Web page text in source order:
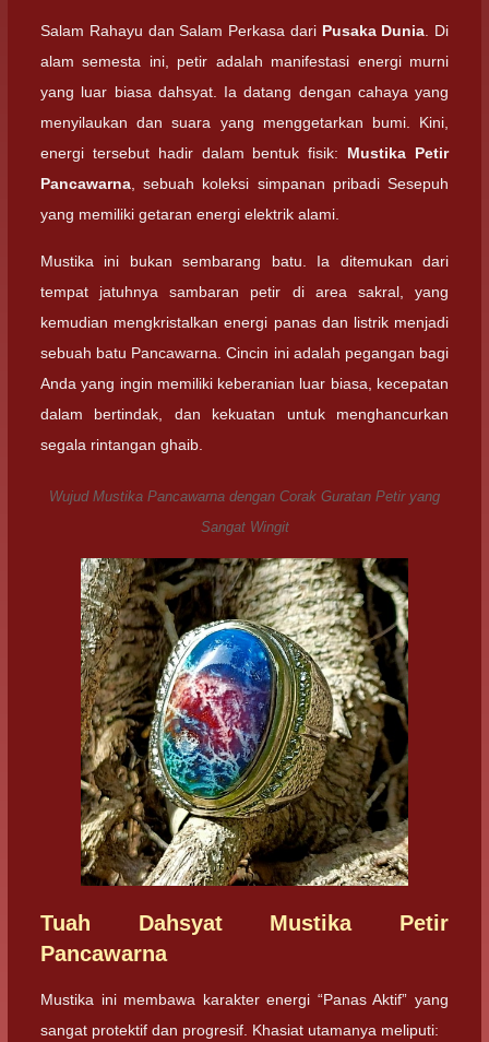
Salam Rahayu dan Salam Perkasa dari Pusaka Dunia. Di
alam semesta ini, petir adalah manifestasi energi murni
yang luar biasa dahsyat. Ia datang dengan cahaya yang
menyilaukan dan suara yang menggetarkan bumi. Kini,
energi tersebut hadir dalam bentuk fisik: Mustika Petir
Pancawarna, sebuah koleksi simpanan pribadi Sesepuh
yang memiliki getaran energi elektrik alami.
Mustika ini bukan sembarang batu. Ia ditemukan dari
tempat jatuhnya sambaran petir di area sakral, yang
kemudian mengkristalkan energi panas dan listrik menjadi
sebuah batu Pancawarna. Cincin ini adalah pegangan bagi
Anda yang ingin memiliki keberanian luar biasa, kecepatan
dalam bertindak, dan kekuatan untuk menghancurkan
segala rintangan ghaib.
Wujud Mustika Pancawarna dengan Corak Guratan Petir yang
Sangat Wingit
Tuah Dahsyat Mustika Petir
Pancawarna
Mustika ini membawa karakter energi “Panas Aktif” yang
sangat protektif dan progresif. Khasiat utamanya meliputi: